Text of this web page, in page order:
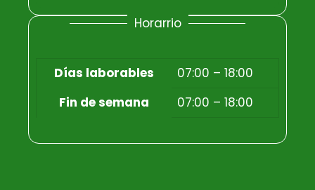
Horarrio
Días laborables
07:00 – 18:00
Fin de semana
07:00 – 18:00